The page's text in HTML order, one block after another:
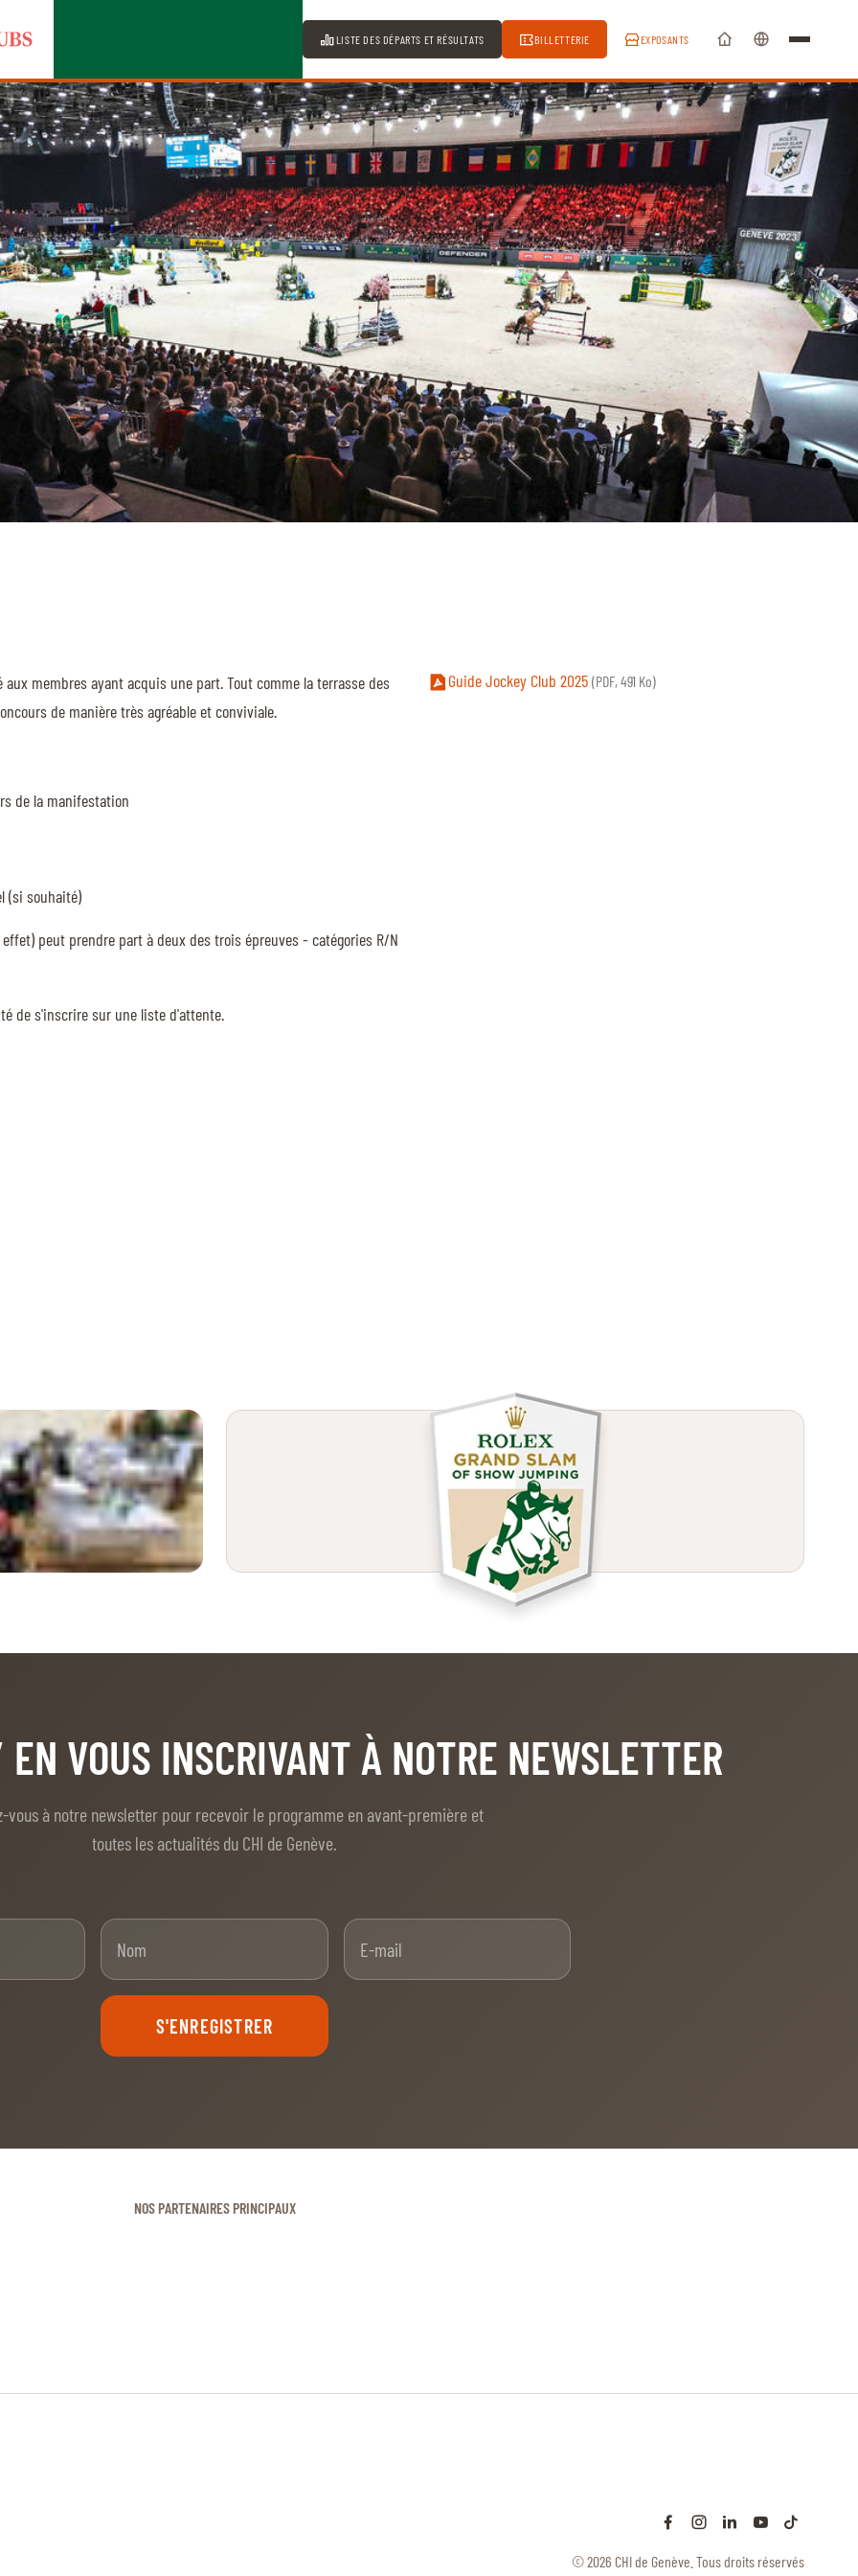
LISTE DES DÉPARTS ET RÉSULTATS BILLETTERIE EXPOSANTS
membres ayant acquis une part. Tout comme la terrasse des
de manière très agréable et conviviale.
de la manifestation
(si souhaité)
peut prendre part à deux des trois épreuves - catégories R/N
de s'inscrire sur une liste d'attente.
Guide Jockey Club 2025(PDF, 491 Ko)
VOUS INSCRIVANT À NOTRE NEWSLETTER
vous à notre newsletter pour recevoir le programme en avant-première et
toutes les actualités du CHI de Genève.
S'ENREGISTRER
NOS PARTENAIRES PRINCIPAUX
© 2026 CHI de Genève. Tous droits réservés